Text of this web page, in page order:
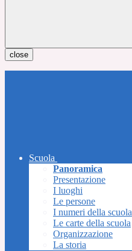
close
Scuola
Panoramica
Presentazione
I luoghi
Le persone
I numeri della scuola
Le carte della scuola
Organizzazione
La storia